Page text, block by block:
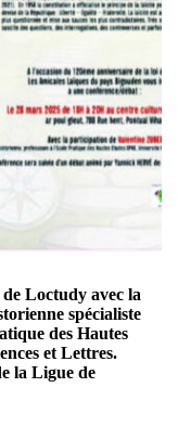
Loctudy avec la
spécialiste
des Hautes
et Lettres.
la Ligue de